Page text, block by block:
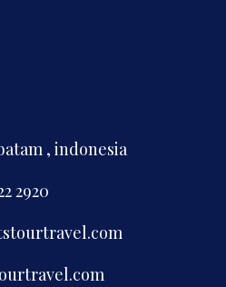
, indonesia
2920